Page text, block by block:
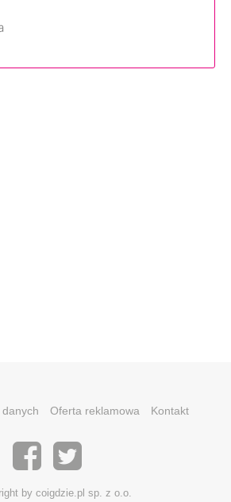
Oferta reklamowa Kontakt
by coigdzie.pl sp. z o.o.